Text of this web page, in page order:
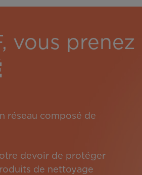
vous prenez
réseau composé de
devoir de protéger
de nettoyage